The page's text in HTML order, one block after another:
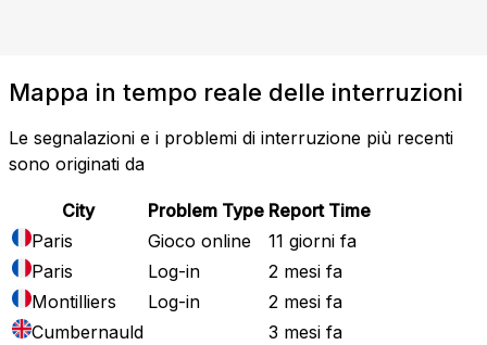
Mappa in tempo reale delle interruzioni
Le segnalazioni e i problemi di interruzione più recenti
sono originati da
City Problem Type Report Time
Paris
Gioco online
11 giorni fa
Paris
Log-in
2 mesi fa
Montilliers
Log-in
2 mesi fa
Cumbernauld
3 mesi fa